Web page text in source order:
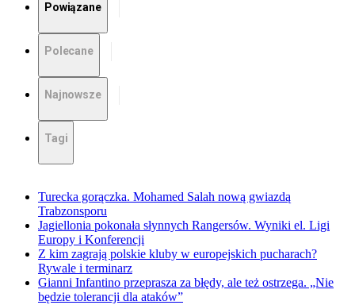
Powiązane
Polecane
Najnowsze
Tagi
Turecka gorączka. Mohamed Salah nową gwiazdą
Trabzonsporu
Jagiellonia pokonała słynnych Rangersów. Wyniki el. Ligi
Europy i Konferencji
Z kim zagrają polskie kluby w europejskich pucharach?
Rywale i terminarz
Gianni Infantino przeprasza za błędy, ale też ostrzega. „Nie
będzie tolerancji dla ataków”